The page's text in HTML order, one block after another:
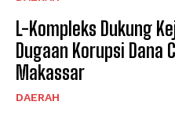
L-Kompleks Dukung
Dugaan Korupsi Dana
Makassar
DAERAH